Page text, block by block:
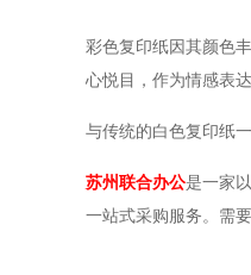
彩色复印纸因其颜色
心悦目，作为情感表
与传统的白色复印纸
苏州联合办公是一家
一站式采购服务。需要